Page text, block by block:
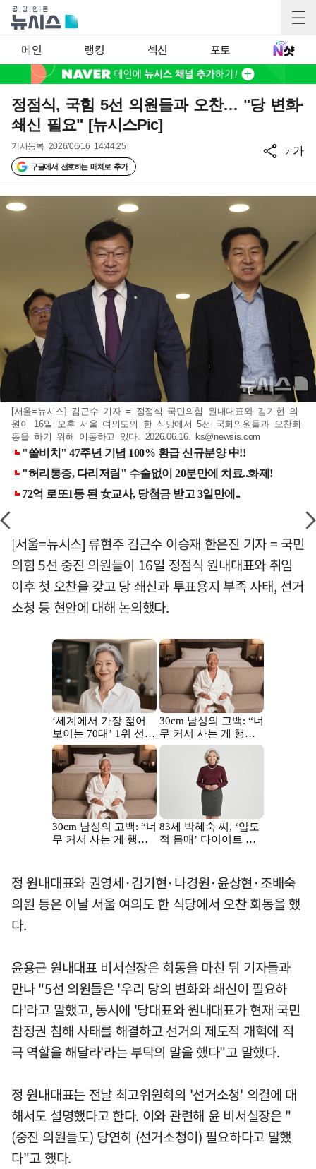
메인 랭킹 섹션 포토
정점식, 국힘 5선 의원들과 오찬… "당 변화·
쇄신 필요" [뉴시스Pic]
기사등록 2026/06/16 14:44:25
구글에서 선호하는 매체로 추가
가가
[서울=뉴시스] 김근수 기자 = 정점식 국민의힘 원내대표와 김기현 의
원이 16일 오후 서울 여의도의 한 식당에서 5선 국회의원들과 오찬회
동을 하기 위해 이동하고 있다. 2026.06.16. ks@newsis.com
[서울=뉴시스] 류현주 김근수 이승재 한은진 기자 = 국민
의힘 5선 중진 의원들이 16일 정점식 원내대표와 취임
이후 첫 오찬을 갖고 당 쇄신과 투표용지 부족 사태, 선거
소청 등 현안에 대해 논의했다.
정 원내대표와 권영세·김기현·나경원·윤상현·조배숙
의원 등은 이날 서울 여의도 한 식당에서 오찬 회동을 했
다.
윤용근 원내대표 비서실장은 회동을 마친 뒤 기자들과
만나 "5선 의원들은 '우리 당의 변화와 쇄신이 필요하
다'라고 말했고, 동시에 '당대표와 원내대표가 현재 국민
참정권 침해 사태를 해결하고 선거의 제도적 개혁에 적
극 역할을 해달라'라는 부탁의 말을 했다"고 말했다.
정 원내대표는 전날 최고위원회의 '선거소청' 의결에 대
해서도 설명했다고 한다. 이와 관련해 윤 비서실장은 "
(중진 의원들도) 당연히 (선거소청이) 필요하다고 말했
다"고 했다.